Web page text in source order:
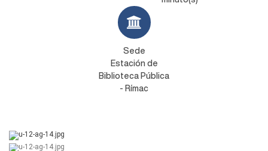
Sede
Estación de
Biblioteca Pública
- Rímac